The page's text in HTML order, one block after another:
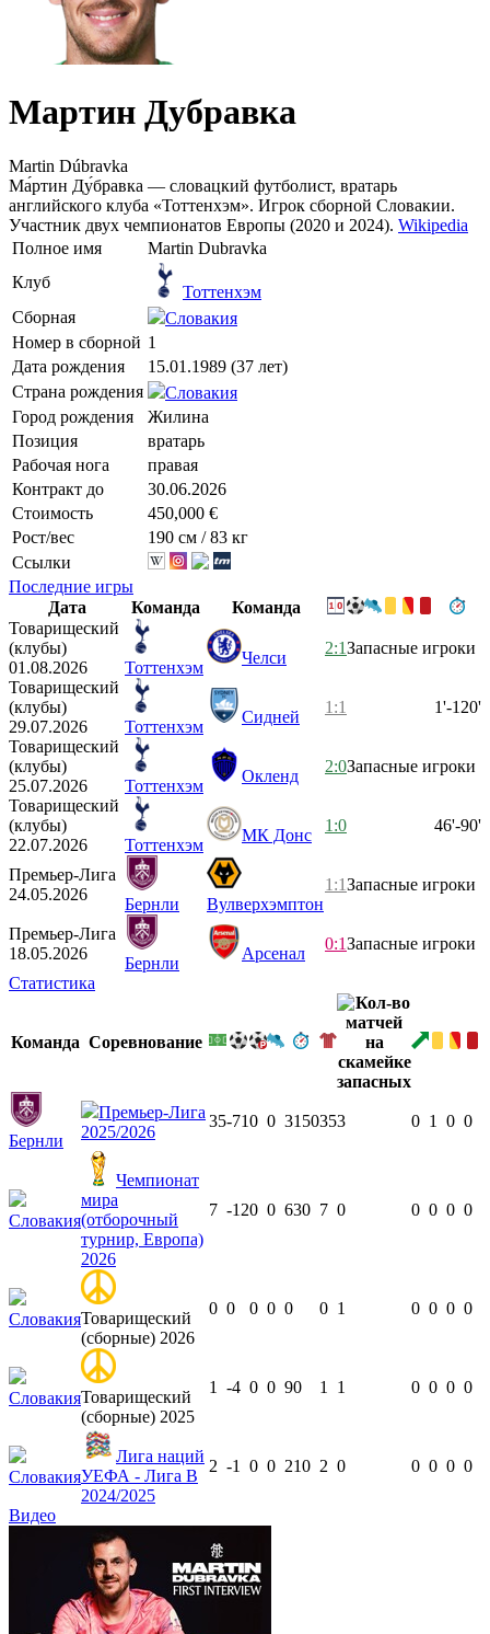
Мартин Дубравка
Martin Dúbravka
Ма́ртин Ду́бравка — словацкий футболист, вратарь
английского клуба «Тоттенхэм». Игрок сборной Словакии.
Участник двух чемпионатов Европы (2020 и 2024). Wikipedia
Полное имя
Martin Dubravka
Клуб
Тоттенхэм
Сборная
Словакия
Номер в сборной 1
Дата рождения
15.01.1989 (37 лет)
Страна рождения
Словакия
Город рождения
Жилина
Позиция
вратарь
Рабочая нога
правая
Контракт до
30.06.2026
Стоимость
450,000 €
Рост/вес
190 см / 83 кг
Ссылки
Последние игры
Дата
Команда
Команда
Товарищеский
(клубы)
01.08.2026
Тоттенхэм
Челси
2:1Запасные игроки
Товарищеский
(клубы)
29.07.2026
Тоттенхэм
Сидней
1:1 1'-120'
Товарищеский
(клубы)
25.07.2026
Тоттенхэм
Окленд
2:0Запасные игроки
Товарищеский
(клубы)
22.07.2026
Тоттенхэм
МК Донс
1:0 46'-90'
Премьер-Лига
24.05.2026
Бернли Вулверхэмптон
1:1Запасные игроки
Премьер-Лига
18.05.2026
Бернли
Арсенал
0:1Запасные игроки
Статистика
Команда Соревнование
Бернли
Премьер-Лига
2025/2026
35-710 0 3150353 0 1 0 0
Словакия
Чемпионат
мира
(отборочный
турнир, Европа)
2026
7 -120 0 630 7 0 0 0 0 0
СловакияТоварищеский
(сборные) 2026
0 0 0 0 0 0 1 0 0 0 0
СловакияТоварищеский
(сборные) 2025
1 -4 0 0 90 1 1 0 0 0 0
Словакия
Лига наций
УЕФА - Лига B
2024/2025
2 -1 0 0 210 2 0 0 0 0 0
Видео